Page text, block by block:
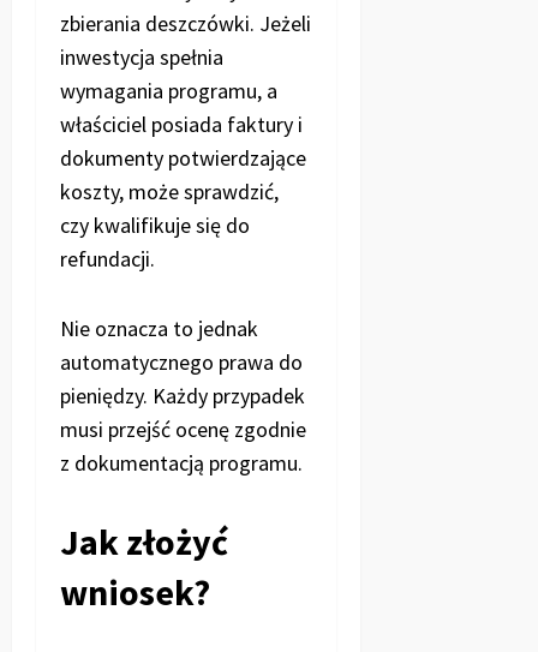
zbierania deszczówki. Jeżeli
inwestycja spełnia
wymagania programu, a
właściciel posiada faktury i
dokumenty potwierdzające
koszty, może sprawdzić,
czy kwalifikuje się do
refundacji.
Nie oznacza to jednak
automatycznego prawa do
pieniędzy. Każdy przypadek
musi przejść ocenę zgodnie
z dokumentacją programu.
Jak złożyć
wniosek?